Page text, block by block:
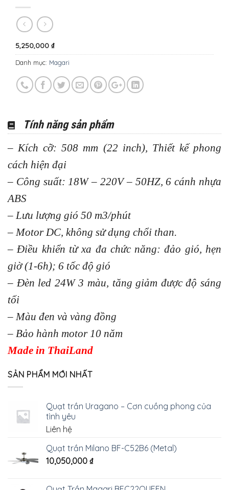
5,250,000 ₫
Danh mục: Magari
Tính năng sản phẩm
– Kích cỡ: 508 mm (22 inch), Thiết kế phong
cách hiện đại
– Công suất: 18W – 220V – 50HZ, 6 cánh nhựa
ABS
– Lưu lượng gió 50 m3/phút
– Motor DC, không sử dụng chổi than.
– Điều khiển từ xa đa chức năng: đảo gió, hẹn
giờ (1-6h); 6 tốc độ gió
– Đèn led 24W 3 màu, tăng giảm được độ sáng
tối
– Màu đen và vàng đồng
– Bảo hành motor 10 năm
Made in ThaiLand
SẢN PHẨM MỚI NHẤT
Quạt trần Uragano – Cơn cuồng phong của
tình yêu
Liên hệ
Quạt trần Milano BF-C52B6 (Metal)
10,050,000 ₫